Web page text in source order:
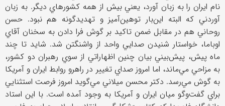
نام ايران را به زبان آورد، يعني بيش از همه كشورهاي ديگر. به زبان
آوردني كه البته اين‌بار توهين‌آميز و تهديدگونه هم نبود. حسن
روحاني هم در مقابل ضمن تاكيد بر گوش فرا دادن به سخنان آقاي
اوباما، خواستار شنيدن صدايي واحد از واشنگتن شد. شايد تا چند
ماه پيش، پيش‌بيني بيان چنين اظهاراتي از سوي رهبران دو كشور،
به مزاحي مي‌ماند، اما امروز صداي تغيير در راهرو روابط ايران و آمريكا
به گوش مي‌رسد. دكتر محسن ميلاني مي‌گويد امروز فرصت استثنايي
براي گفت‌وگو ميان ايران و آمريكا به وجود آمده است. با اين استاد